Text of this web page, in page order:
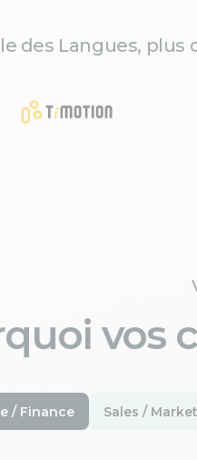
des Langues,
vos
/ Finance Sales /